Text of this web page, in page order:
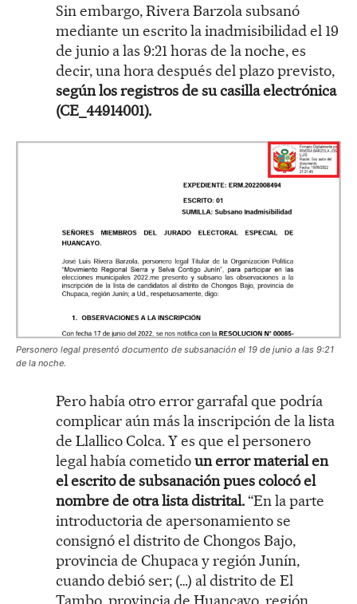
Sin embargo, Rivera Barzola subsanó
mediante un escrito la inadmisibilidad el 19
de junio a las 9:21 horas de la noche, es
decir, una hora después del plazo previsto,
según los registros de su casilla electrónica
(CE_44914001).
Personero legal presentó documento de subsanación el 19 de junio a las 9:21
de la noche.
Pero había otro error garrafal que podría
complicar aún más la inscripción de la lista
de Llallico Colca. Y es que el personero
legal había cometidoun error material en
el escrito de subsanación pues colocó el
nombre de otra lista distrital.“En la parte
introductoria de apersonamiento se
consignó el distrito de Chongos Bajo,
provincia de Chupaca y región Junín,
cuando debió ser; (…) al distrito de El
Tambo, provincia de Huancayo, región